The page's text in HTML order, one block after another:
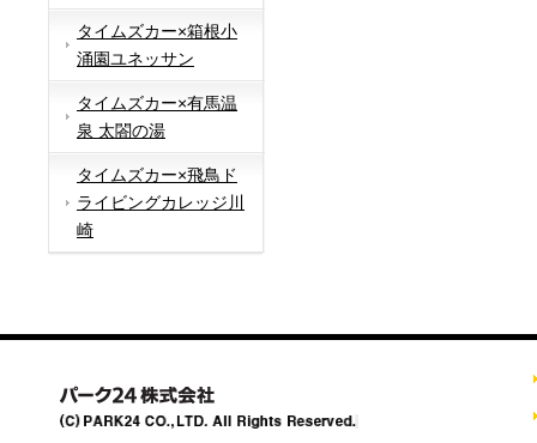
タイムズカー×箱根小
涌園ユネッサン
タイムズカー×有馬温
泉 太閤の湯
タイムズカー×飛鳥ド
ライビングカレッジ川
崎